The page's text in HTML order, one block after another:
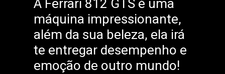
A Ferrari 812 GTS é uma
máquina impressionante,
além da sua beleza, ela irá
te entregar desempenho e
emoção de outro mundo!